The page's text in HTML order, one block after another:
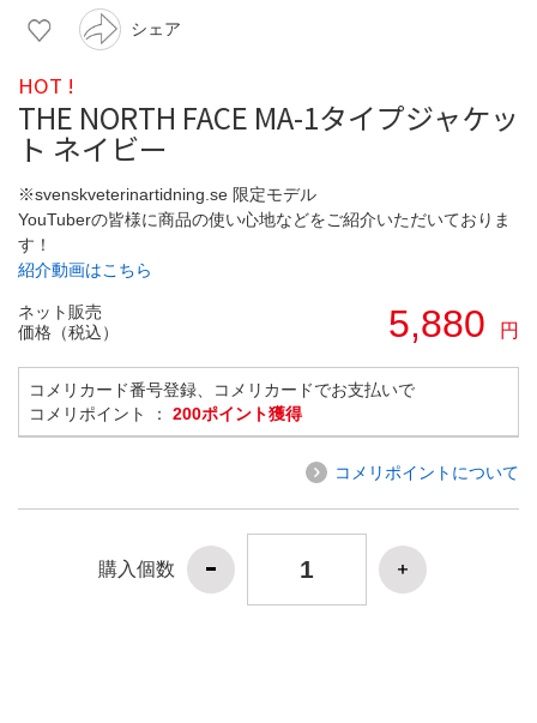
シェア
HOT !
THE NORTH FACE MA-1タイプジャケッ
ト ネイビー
※svenskveterinartidning.se 限定モデル
YouTuberの皆様に商品の使い心地などをご紹介いただいておりま
す！
紹介動画はこちら
ネット販売
価格（税込）
5,880 円
コメリカード番号登録、コメリカードでお支払いで
コメリポイント ： 200ポイント獲得
コメリポイントについて
購入個数